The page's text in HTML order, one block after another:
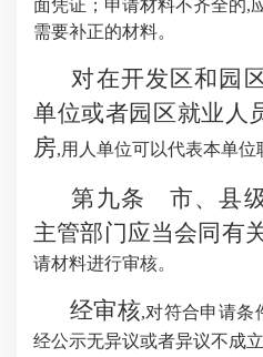
面凭证；申请材料不齐全的,
需要补正的材料。
对在开发区和园
单位或者园区就业人
房,用人单位可以代表本单位
第九条 市、县
主管部门应当会同有
请材料进行审核。
经审核,对符合申请条
经公示无异议或者异议不成